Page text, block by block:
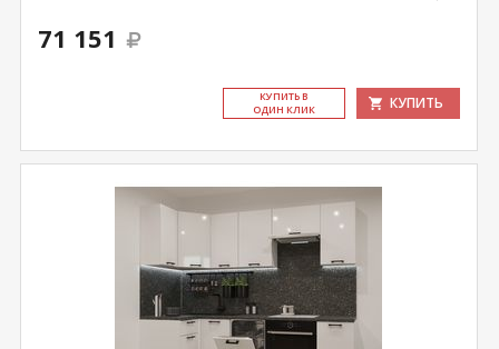
71 151
КУ­ПИТЬ В
ОДИН КЛИК
КУПИТЬ